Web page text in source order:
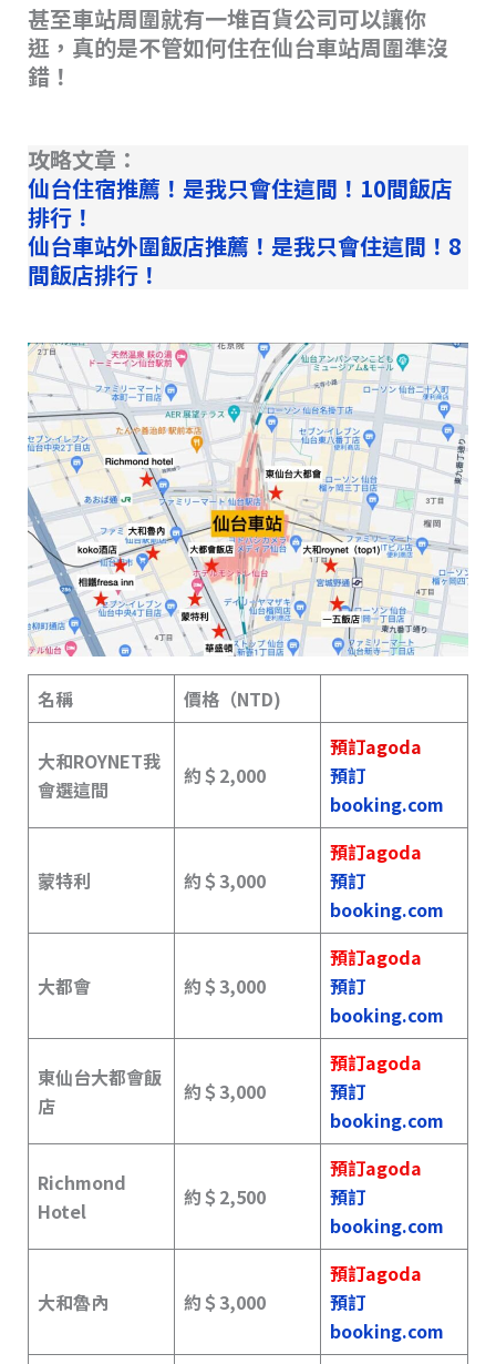
甚至車站周圍就有一堆百貨公司可以讓你
逛，真的是不管如何住在仙台車站周圍準沒
錯！
攻略文章：
仙台住宿推薦！是我只會住這間！10間飯店
排行！
仙台車站外圍飯店推薦！是我只會住這間！8
間飯店排行！
名稱 價格（NTD)
大和ROYNET我
會選這間
約＄2,000
預訂agoda
預訂
booking.com
蒙特利 約＄3,000
預訂agoda
預訂
booking.com
大都會 約＄3,000
預訂agoda
預訂
booking.com
東仙台大都會飯
店
約＄3,000
預訂agoda
預訂
booking.com
Richmond
Hotel
約＄ 2,500
預訂agoda
預訂
booking.com
大和魯內 約＄3,000
預訂agoda
預訂
booking.com